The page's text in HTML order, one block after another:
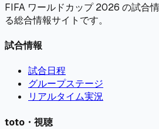
FIFA ワールドカップ 2026 の試合
る総合情報サイトです。
試合情報
試合日程
グループステージ
リアルタイム実況
toto・視聴